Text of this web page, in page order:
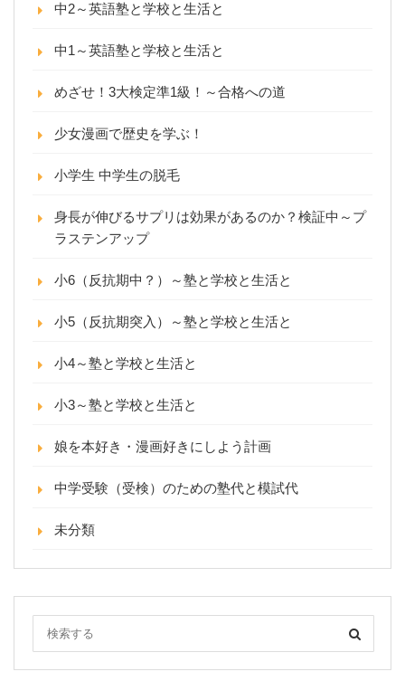
中2～英語塾と学校と生活と
中1～英語塾と学校と生活と
めざせ！3大検定準1級！～合格への道
少女漫画で歴史を学ぶ！
小学生 中学生の脱毛
身長が伸びるサプリは効果があるのか？検証中～プ
ラステンアップ
小6（反抗期中？）～塾と学校と生活と
小5（反抗期突入）～塾と学校と生活と
小4～塾と学校と生活と
小3～塾と学校と生活と
娘を本好き・漫画好きにしよう計画
中学受験（受検）のための塾代と模試代
未分類